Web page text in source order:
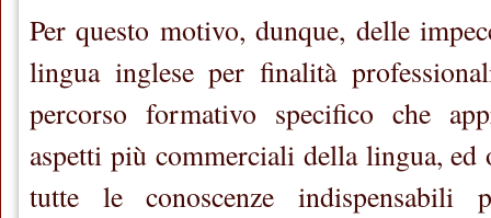
Per questo motivo, dunque, delle
lingua inglese per finalità
percorso formativo specifico che
aspetti più commerciali della lingua,
tutte le conoscenze indispensabili